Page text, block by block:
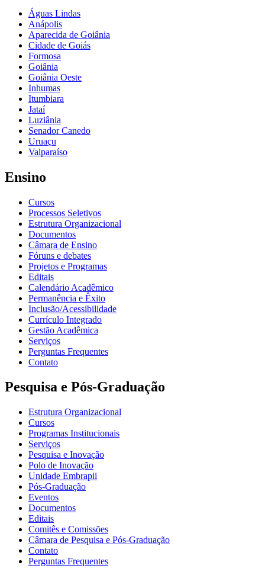
Águas Lindas
Anápolis
Aparecida de Goiânia
Cidade de Goiás
Formosa
Goiânia
Goiânia Oeste
Inhumas
Itumbiara
Jataí
Luziânia
Senador Canedo
Uruaçu
Valparaíso
Ensino
Cursos
Processos Seletivos
Estrutura Organizacional
Documentos
Câmara de Ensino
Fóruns e debates
Projetos e Programas
Editais
Calendário Acadêmico
Permanência e Êxito
Inclusão/Acessibilidade
Currículo Integrado
Gestão Acadêmica
Serviços
Perguntas Frequentes
Contato
Pesquisa e Pós-Graduação
Estrutura Organizacional
Cursos
Programas Institucionais
Serviços
Pesquisa e Inovação
Polo de Inovação
Unidade Embrapii
Pós-Graduação
Eventos
Documentos
Editais
Comitês e Comissões
Câmara de Pesquisa e Pós-Graduação
Contato
Perguntas Frequentes